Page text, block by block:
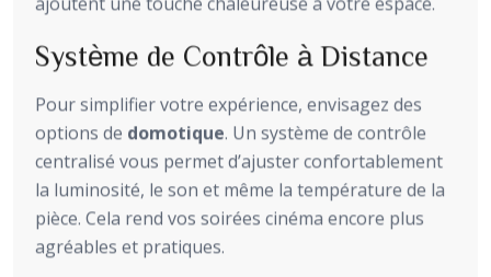
Système de Contrôle à Distance
Pour simplifier votre expérience, envisagez des
options de domotique. Un système de contrôle
centralisé vous permet d’ajuster confortablement
la luminosité, le son et même la température de la
pièce. Cela rend vos soirées cinéma encore plus
agréables et pratiques.